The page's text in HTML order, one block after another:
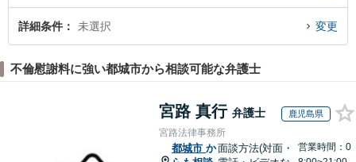
などでお困りの相談者さんにおすすめです。
詳細条件 未選択 変更
不倫慰謝料に強い都城市から相談可能な弁護士
宮路 真行 弁護士 鹿児島県
宮路法律事務所
都城市 か面談方法(対面・
営業時間：0